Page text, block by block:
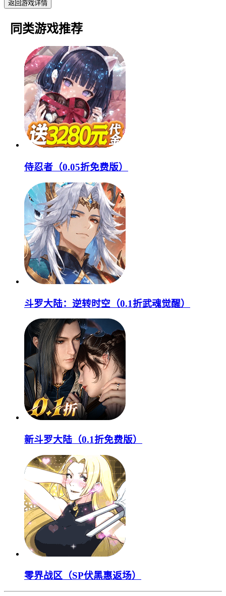
返回游戏详情
同类游戏推荐
侍忍者（0.05折免费版）
斗罗大陆：逆转时空（0.1折武魂觉醒）
新斗罗大陆（0.1折免费版）
零界战区（SP伏黑惠返场）